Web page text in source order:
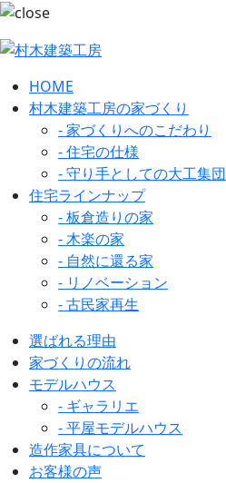
HOME
村木建築工房の家づくり
- 家づくりへのこだわり
- 住宅の仕様
- 守り手としての大工集団
住宅ラインナップ
- 板倉造りの家
- 木楽の家
- 自然に還る家
- リノベーション
- 古民家再生
選ばれる理由
家づくりの流れ
モデルハウス
- ギャラリエ
- 平屋モデルハウス
造作家具について
お客様の声